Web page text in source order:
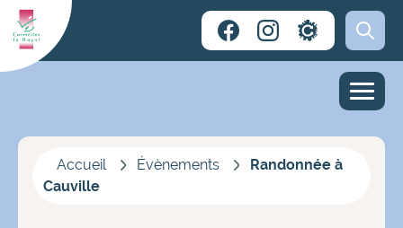
Accueil Évènements
Randonnée à
Cauville